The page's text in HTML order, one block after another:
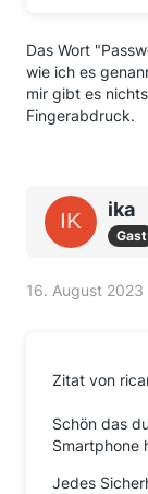
Das Wort
wie ich es
mir gibt es
Fingerabdruck.
ika
Gast
16. August
Zitat von
Schön das
Smartphone
Jedes